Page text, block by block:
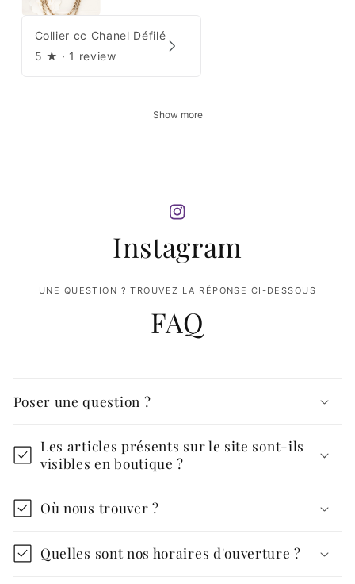
Collier cc Chanel Défilé
5 ★ · 1 review
Show more
Instagram
UNE QUESTION ? TROUVEZ LA RÉPONSE CI-DESSOUS
FAQ
Poser une question ?
Les articles présents sur le site sont-ils
visibles en boutique ?
Où nous trouver ?
Quelles sont nos horaires d'ouverture ?